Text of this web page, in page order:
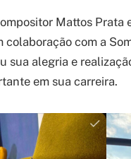
Mattos Prata
colaboração com a
sua alegria e
em sua carreira.